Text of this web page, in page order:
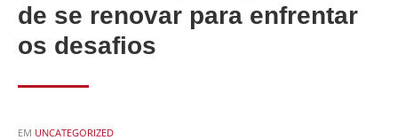
de se renovar para enfrentar
os desafios
EM POSTED
UNCATEGORIZED